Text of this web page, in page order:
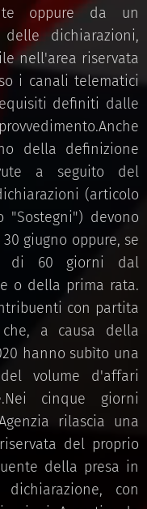
oppure da un
dichiarazioni,
nell'area riservata
i canali telematici
definiti dalle
della definizione
a seguito del
(articolo
devono
giugno oppure, se
di 60 giorni dal
o della prima rata.
con partita
a causa della
hanno subìto una
volume d'affari
cinque giorni
rilascia una
del proprio
della presa in
con